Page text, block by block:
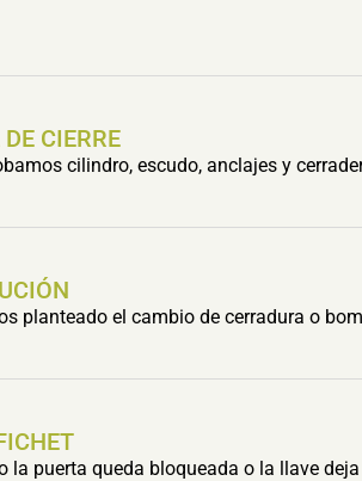
CIERRE
cilindro, escudo, anclajes y
planteado el cambio de cerradura o
la puerta queda bloqueada o la llave deja